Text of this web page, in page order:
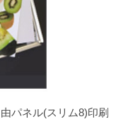
パネル(スリム8)印刷